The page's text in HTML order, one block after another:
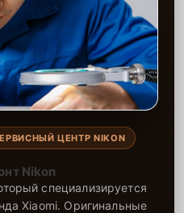
ЦЕНТР NIKON
Nikon
специализируется
Xiaomi. Оригинальные